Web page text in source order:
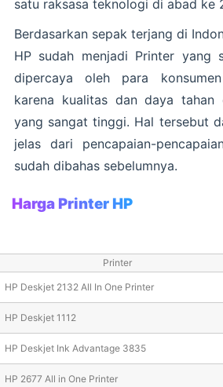
satu raksasa teknologi di abad ke
Berdasarkan sepak terjang di
HP sudah menjadi Printer yang
dipercaya oleh para
karena kualitas dan daya
yang sangat tinggi. Hal tersebut
jelas dari pencapaian-
sudah dibahas sebelumnya.
Harga Printer HP
Printer
HP Deskjet 2132 All In One Printer
HP Deskjet 1112
HP Deskjet Ink Advantage 3835
HP 2677 All in One Printer